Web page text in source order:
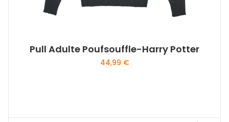
Pull Adulte Poufsouffle-Harry Potter
44,99 €